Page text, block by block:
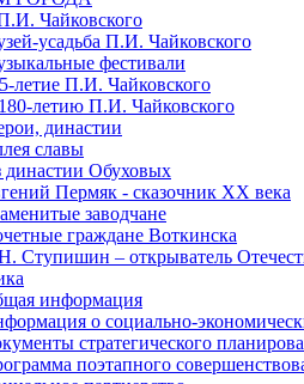
Чайковского
усадьба П.И. Чайковского
фестивали
летие П.И. Чайковского
летию П.И. Чайковского
династии
славы
династии Обуховых
Пермяк - сказочник XX века
заводчане
граждане Воткинска
Ступишин – открыватель
информация
о социально-
стратегического
поэтапного